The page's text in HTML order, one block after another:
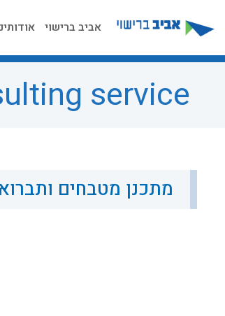
לתוכן
אביב ברישוי
service
מתכנן מטבחים